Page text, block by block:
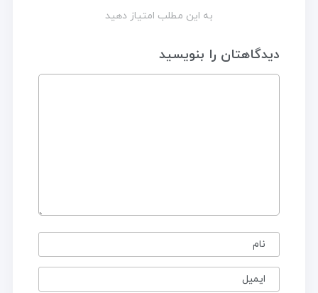
به این مطلب امتیاز دهید
دیدگاهتان را بنویسید
نام
ایمیل